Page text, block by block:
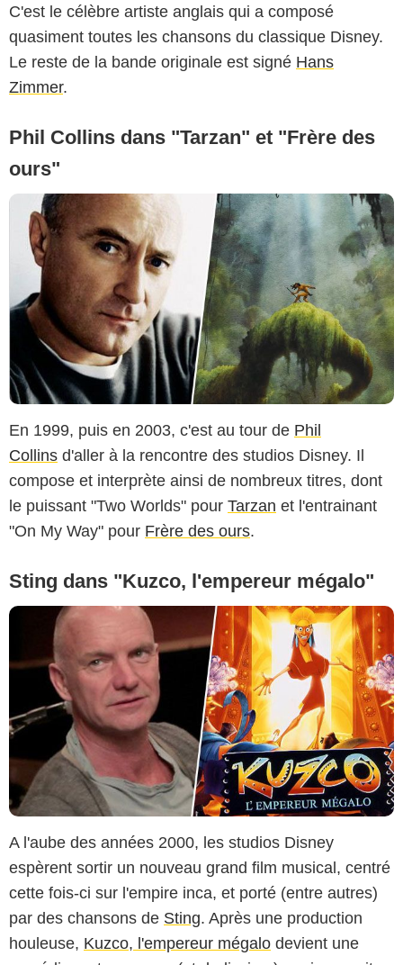
C'est le célèbre artiste anglais qui a composé
quasiment toutes les chansons du classique Disney.
Le reste de la bande originale est signé Hans
Zimmer.
Phil Collins dans "Tarzan" et "Frère des
ours"
En 1999, puis en 2003, c'est au tour de Phil
Collins d'aller à la rencontre des studios Disney. Il
compose et interprète ainsi de nombreux titres, dont
le puissant "Two Worlds" pour Tarzan et l'entrainant
"On My Way" pour Frère des ours.
Sting dans "Kuzco, l'empereur mégalo"
A l'aube des années 2000, les studios Disney
espèrent sortir un nouveau grand film musical, centré
cette fois-ci sur l'empire inca, et porté (entre autres)
par des chansons de Sting. Après une production
houleuse, Kuzco, l'empereur mégalo devient une